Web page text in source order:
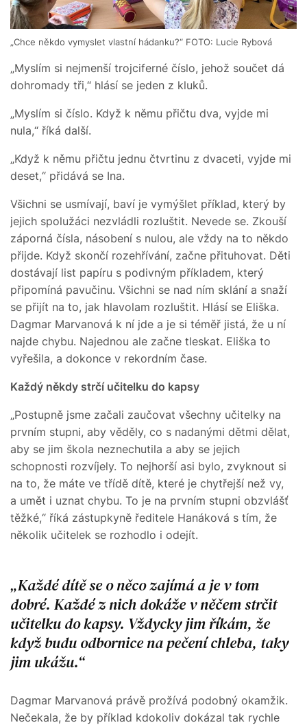
„Chce někdo vymyslet vlastní hádanku?“ FOTO: Lucie Rybová
„Myslím si nejmenší trojciferné číslo, jehož součet dá
dohromady tři,“ hlásí se jeden z kluků.
„Myslím si číslo. Když k němu přičtu dva, vyjde mi
nula,“ říká další.
„Když k němu přičtu jednu čtvrtinu z dvaceti, vyjde mi
deset,“ přidává se Ina.
Všichni se usmívají, baví je vymýšlet příklad, který by
jejich spolužáci nezvládli rozluštit. Nevede se. Zkouší
záporná čísla, násobení s nulou, ale vždy na to někdo
přijde. Když skončí rozehřívání, začne přituhovat. Děti
dostávají list papíru s podivným příkladem, který
připomíná pavučinu. Všichni se nad ním sklání a snaží
se přijít na to, jak hlavolam rozluštit. Hlásí se Eliška.
Dagmar Marvanová k ní jde a je si téměř jistá, že u ní
najde chybu. Najednou ale začne tleskat. Eliška to
vyřešila, a dokonce v rekordním čase.
Každý někdy strčí učitelku do kapsy
„Postupně jsme začali zaučovat všechny učitelky na
prvním stupni, aby věděly, co s nadanými dětmi dělat,
aby se jim škola neznechutila a aby se jejich
schopnosti rozvíjely. To nejhorší asi bylo, zvyknout si
na to, že máte ve třídě dítě, které je chytřejší než vy,
a umět i uznat chybu. To je na prvním stupni obzvlášť
těžké,“ říká zástupkyně ředitele Hanáková s tím, že
několik učitelek se rozhodlo i odejít.
Každé dítě se o něco zajímá a je v tom
dobré. Každé z nich dokáže v něčem strčit
učitelku do kapsy. Vždycky jim říkám, že
když budu odbornice na pečení chleba, taky
jim ukážu.
Dagmar Marvanová právě prožívá podobný okamžik.
Nečekala, že by příklad kdokoliv dokázal tak rychle